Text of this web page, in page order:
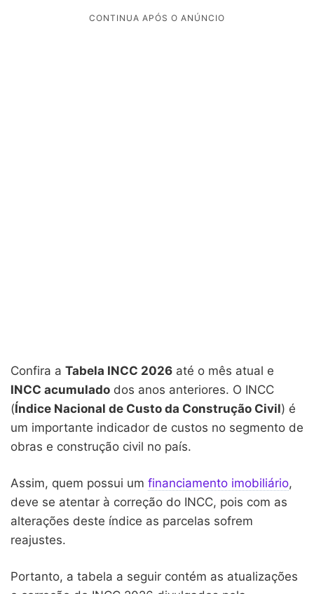
Confira a Tabela INCC 2026 até o mês atual e
INCC acumulado dos anos anteriores. O INCC
(Índice Nacional de Custo da Construção Civil) é
um importante indicador de custos no segmento de
obras e construção civil no país.
Assim, quem possui um financiamento imobiliário,
deve se atentar à correção do INCC, pois com as
alterações deste índice as parcelas sofrem
reajustes.
Portanto, a tabela a seguir contém as atualizações